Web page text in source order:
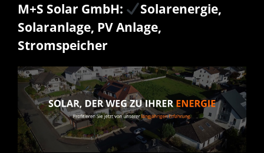
M+S Solar GmbH:
Solarenergie,
Solaranlage, PV Anlage,
Stromspeicher